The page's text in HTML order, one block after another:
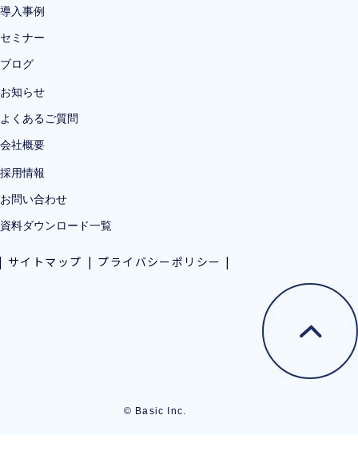
導入事例
セミナー
ブログ
お知らせ
よくあるご質問
会社概要
採用情報
お問い合わせ
資料ダウンロード一覧
サイトマップ プライバシーポリシー
© Basic Inc.